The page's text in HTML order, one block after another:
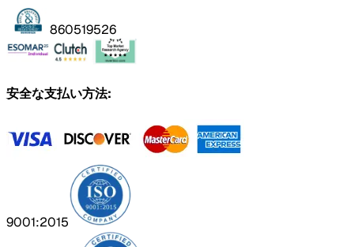
860519526
安全な支払い方法:
9001:2015